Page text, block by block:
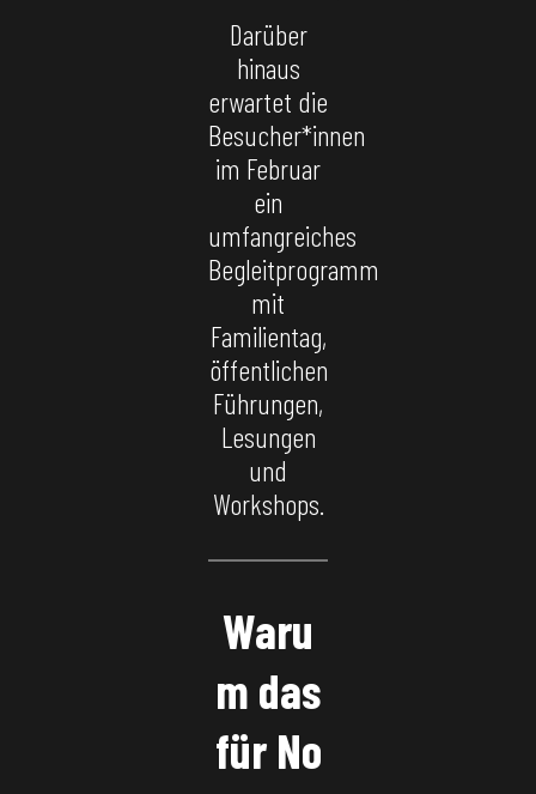
Darüber
hinaus
erwartet die
Besucher*innen
im Februar
ein
umfangreiches
Begleitprogramm
mit
Familientag,
öffentlichen
Führungen,
Lesungen
und
Workshops.
Waru
m das
für No